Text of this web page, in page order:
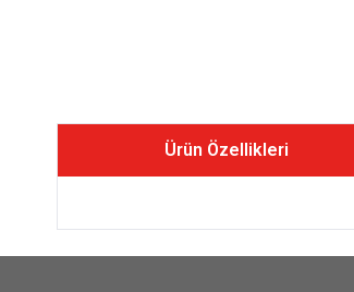
Ürün Özellikleri